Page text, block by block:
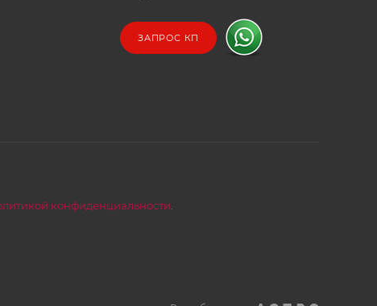
ЗАПРОС КП
конфиденциальности